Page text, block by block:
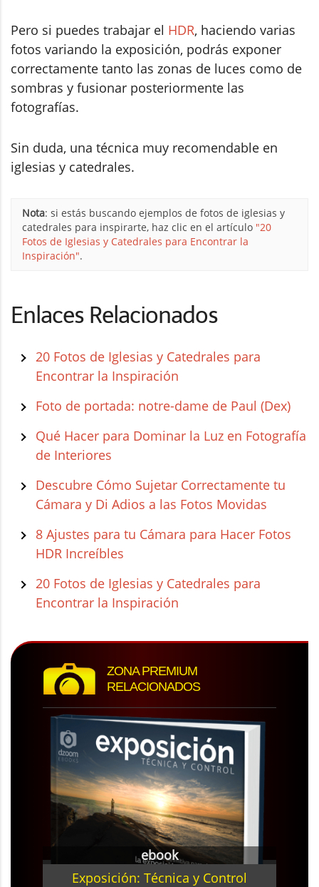
Pero si puedes trabajar el HDR, haciendo varias
fotos variando la exposición, podrás exponer
correctamente tanto las zonas de luces como de
sombras y fusionar posteriormente las
fotografías.
Sin duda, una técnica muy recomendable en
iglesias y catedrales.
Nota: si estás buscando ejemplos de fotos de iglesias y
catedrales para inspirarte, haz clic en el artículo "20
Fotos de Iglesias y Catedrales para Encontrar la
Inspiración".
Enlaces Relacionados
20 Fotos de Iglesias y Catedrales para
Encontrar la Inspiración
Foto de portada: notre-dame de Paul (Dex)
Qué Hacer para Dominar la Luz en Fotografía
de Interiores
Descubre Cómo Sujetar Correctamente tu
Cámara y Di Adios a las Fotos Movidas
8 Ajustes para tu Cámara para Hacer Fotos
HDR Increíbles
20 Fotos de Iglesias y Catedrales para
Encontrar la Inspiración
ZONA PREMIUM
RELACIONADOS
ebook
Exposición: Técnica y Control